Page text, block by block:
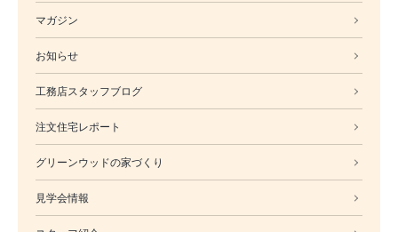
マガジン
お知らせ
工務店スタッフブログ
注文住宅レポート
グリーンウッドの家づくり
見学会情報